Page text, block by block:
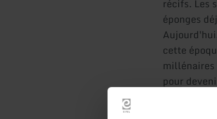
récifs. Les
éponges
cette
pour